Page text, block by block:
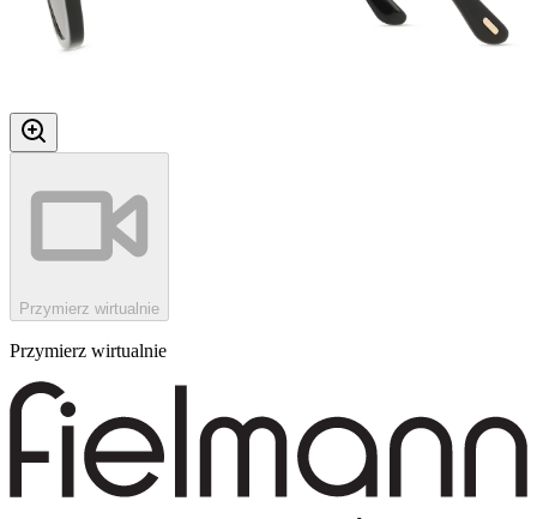
Przymierz wirtualnie
Przymierz wirtualnie